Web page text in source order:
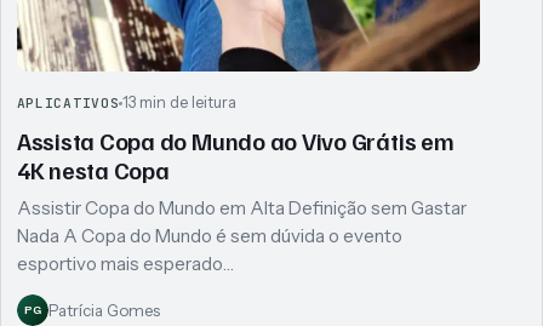
APLICATIVOS 13 min de leitura
Assista Copa do Mundo ao Vivo Grátis em
4K nesta Copa
Assistir Copa do Mundo em Alta Definição sem Gastar
Nada A Copa do Mundo é sem dúvida o evento
esportivo mais esperado…
PG Patrícia Gomes